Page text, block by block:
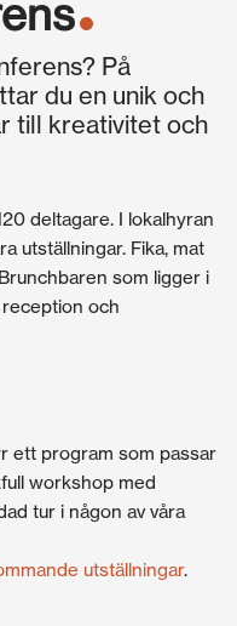
På
du en unik och
till kreativitet och
deltagare. I lokalhyran
utställningar. Fika, mat
som ligger i
och
ett program som passar
workshop med
tur i någon av våra
utställningar.